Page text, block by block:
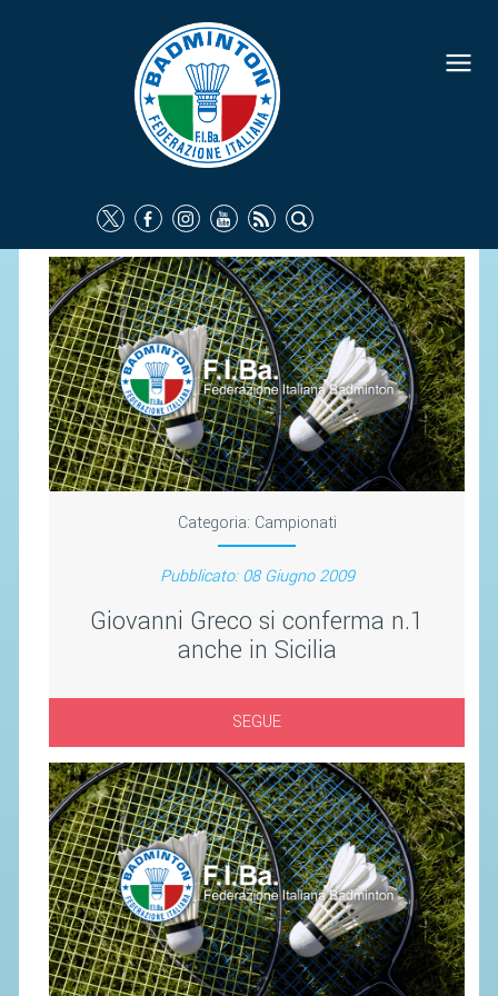
Categoria: Campionati
Pubblicato: 08 Giugno 2009
Giovanni Greco si conferma n.1
anche in Sicilia
SEGUE
FEDERAZIONE
IDENTITÀ
COMMISSIONI FEDERALI
ORGANI TERRITORIALI
SOCIETÀ SPORTIVE
CARTE FEDERALI
ATTI UFFICIALI
TUTELA DELLA SALUTE -
ANTIDOPING
COMUNICAZIONE E MARKETING
CONTATTI
AVVISI E BANDI
CIRCOLARI
RESPONSABILITÀ SOCIALE
SAFEGUARDING
RICHIESTA PATROCINIO
GIUSTIZIA FEDERALE
REGOLAMENTI
PROVVEDIMENTI
ORGANI DI GIUSTIZIA FEDERALE
MAGLIA AZZURRA